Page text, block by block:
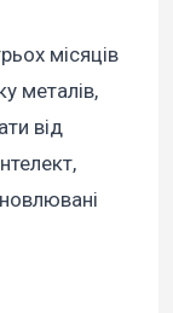
місяців
металів,
від